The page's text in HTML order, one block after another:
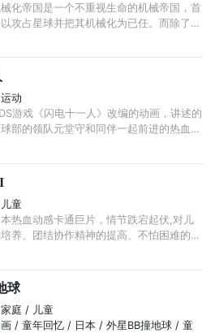
化帝国是一个不重视生命的机械帝国，首
攻占星球并把其机械化为已任。而除了地
动
游戏《闪电十一人》改编的动画，讲述的
部的领队元堂守和同伴一起前进的热血系
童
热血动感卡通巨片，情节跌宕起伏,对儿
养、团结协作精神的提高、不怕困难的勇
球
庭 / 儿童
/ 童年回忆 / 日本 / 外星BB撞地球 / 童